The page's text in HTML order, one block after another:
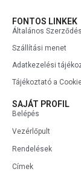
FONTOS LINKEK
Általános
Szállítási menet
Adatkezelési
Tájékoztató a
SAJÁT PROFIL
Belépés
Vezérlőpult
Rendelések
Címek